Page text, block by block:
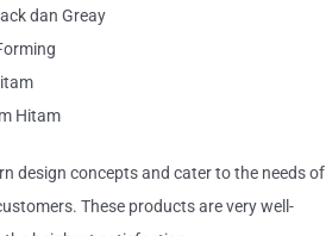
dan Greay
Hitam
design concepts and cater to the needs of
These products are very well-